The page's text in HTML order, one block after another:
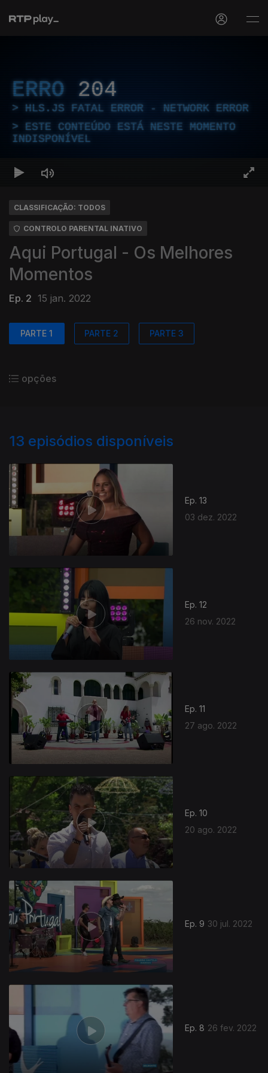
ERRO 204
HLS.JS FATAL ERROR - NETWORK ERROR
ESTE CONTEÚDO ESTÁ NESTE MOMENTO
INDISPONÍVEL
CLASSIFICAÇÃO: TODOS
CONTROLO PARENTAL INATIVO
Aqui Portugal - Os Melhores
Momentos
Ep. 2 15 jan. 2022
PARTE 1 PARTE 2 PARTE 3
opções
13 episódios disponíveis
Ep. 13
03 dez. 2022
Ep. 12
26 nov. 2022
Ep. 11
27 ago. 2022
Ep. 10
20 ago. 2022
Ep. 9 30 jul. 2022
Ep. 8 26 fev. 2022